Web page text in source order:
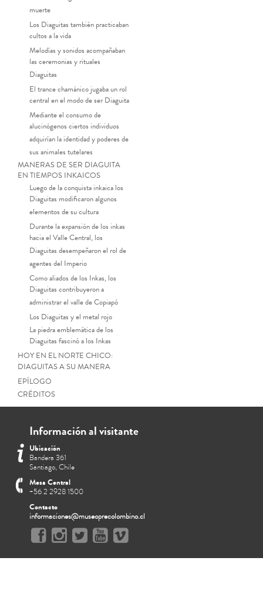
muerte
Los Diaguitas también practicaban
cultos a la vida
Melodías y sonidos acompañaban
las ceremonias y rituales
Diaguitas
El trance chamánico jugaba un rol
central en el modo de ser Diaguita
Mediante el consumo de
alucinógenos ciertos individuos
adquirían la identidad y poderes de
sus animales tutelares
MANERAS DE SER DIAGUITA
EN TIEMPOS INKAICOS
Luego de la conquista inkaica los
Diaguitas modificaron algunos
elementos de su cultura
Durante la expansión de los inkas
hacia el Valle Central, los
Diaguitas desempeñaron el rol de
agentes del Imperio
Como aliados de los Inkas, los
Diaguitas contribuyeron a
administrar el valle de Copiapó
Los Diaguitas y el metal rojo
La piedra emblemática de los
Diaguitas fascinó a los Inkas
HOY EN EL NORTE CHICO:
DIAGUITAS A SU MANERA
EPÍLOGO
CRÉDITOS
Información al visitante
Ubicación
Bandera 361
Santiago, Chile
Mesa Central
+56 2 2928 1500
Contacto
informaciones@museoprecolombino.cl